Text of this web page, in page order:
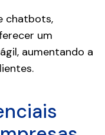
chatbots,
um
aumentando a